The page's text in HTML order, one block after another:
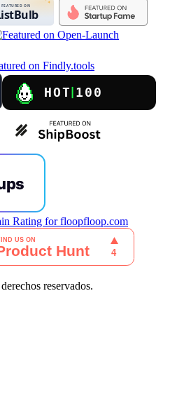
reservados.